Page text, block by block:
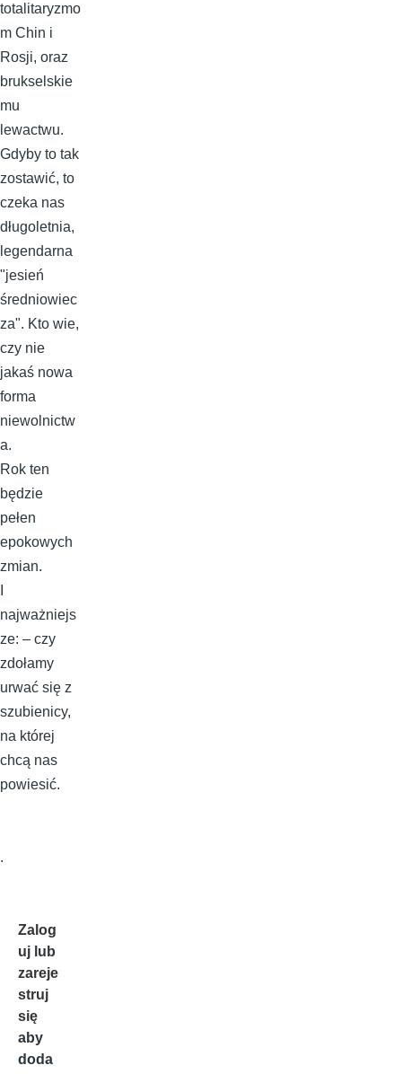
totalitaryzmo
m Chin i
Rosji, oraz
brukselskie
mu
lewactwu.
Gdyby to tak
zostawić, to
czeka nas
długoletnia,
legendarna
"jesień
średniowiec
za". Kto wie,
czy nie
jakaś nowa
forma
niewolnictw
a.
Rok ten
będzie
pełen
epokowych
zmian.
najważniejs
ze: – czy
zdołamy
urwać się z
szubienicy,
na której
chcą nas
powiesić.
.
Zalog
uj lub
zareje
struj
się
aby
doda